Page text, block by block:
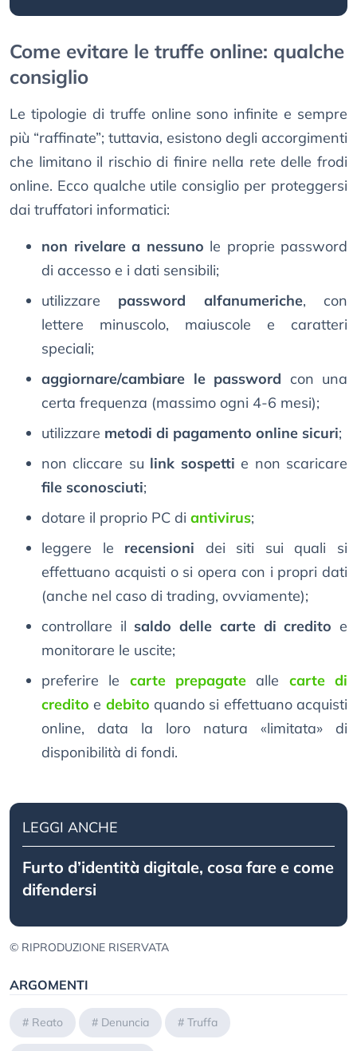
Come evitare le truffe online: qualche
consiglio
Le tipologie di truffe online sono infinite e sempre
più “raffinate”; tuttavia, esistono degli accorgimenti
che limitano il rischio di finire nella rete delle frodi
online. Ecco qualche utile consiglio per proteggersi
dai truffatori informatici:
non rivelare a nessuno le proprie password
di accesso e i dati sensibili;
utilizzare password alfanumeriche, con
lettere minuscolo, maiuscole e caratteri
speciali;
aggiornare/cambiare le password con una
certa frequenza (massimo ogni 4-6 mesi);
utilizzare metodi di pagamento online sicuri;
non cliccare su link sospetti e non scaricare
file sconosciuti;
dotare il proprio PC di antivirus;
leggere le recensioni dei siti sui quali si
effettuano acquisti o si opera con i propri dati
(anche nel caso di trading, ovviamente);
controllare il saldo delle carte di credito e
monitorare le uscite;
preferire le carte prepagate alle carte di
credito e debito quando si effettuano acquisti
online, data la loro natura «limitata» di
disponibilità di fondi.
LEGGI ANCHE
Furto d’identità digitale, cosa fare e come
difendersi
© RIPRODUZIONE RISERVATA
ARGOMENTI
# Reato # Denuncia # Truffa